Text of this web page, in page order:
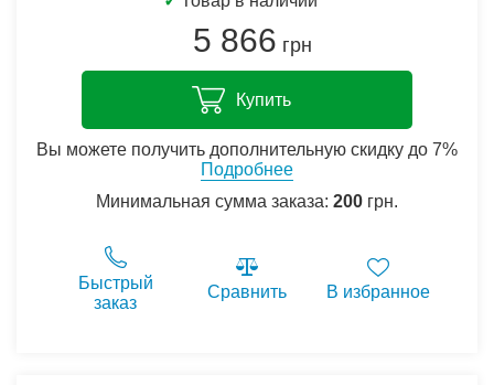
5 866 грн
Купить
Вы можете получить дополнительную скидку до 7%
Подробнее
Минимальная сумма заказа: 200 грн.
Быстрый
заказ
Сравнить В избранное